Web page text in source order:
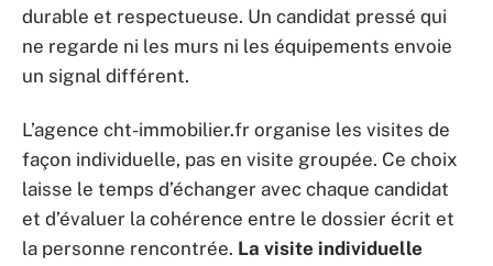
durable et respectueuse. Un candidat pressé qui
ne regarde ni les murs ni les équipements envoie
un signal différent.
L’agence cht-immobilier.fr organise les visites de
façon individuelle, pas en visite groupée. Ce choix
laisse le temps d’échanger avec chaque candidat
et d’évaluer la cohérence entre le dossier écrit et
la personne rencontrée. La visite individuelle